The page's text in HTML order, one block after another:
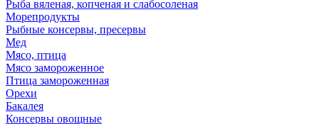
Рыба вяленая, копченая и слабосоленая
Морепродукты
Рыбные консервы, пресервы
Мед
Мясо, птица
Мясо замороженное
Птица замороженная
Орехи
Бакалея
Консервы овощные